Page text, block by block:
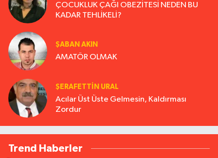
ÇOCUKLUK ÇAĞI OBEZİTESİ NEDEN BU
KADAR TEHLİKELİ?
ŞABAN AKIN
AMATÖR OLMAK
ŞERAFETTIN URAL
Acılar Üst Üste Gelmesin, Kaldırması
Zordur
Trend Haberler